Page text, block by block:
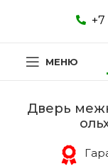
+7
МЕНЮ
Дверь